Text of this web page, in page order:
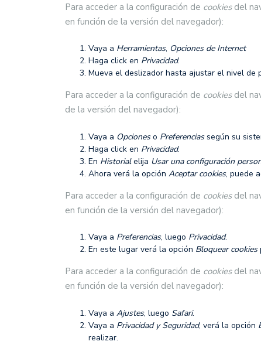
Para acceder a la configuración de cookiesdel
en función de la versión del navegador):
Vaya a Herramientas, Opciones de Internet
Haga click en Privacidad.
Mueva el deslizador hasta ajustar el nivel de
Para acceder a la configuración de cookiesdel
de la versión del navegador):
Vaya a Opcioneso Preferenciassegún su
Haga click en Privacidad.
En Historialelija Usar una configuración
Ahora verá la opciónAceptar cookies, puede
Para acceder a la configuración de cookiesdel
en función de la versión del navegador):
Vaya a Preferencias, luego Privacidad.
En este lugar verá la opción Bloquear cookies
Para acceder a la configuración de cookiesdel
en función de la versión del navegador):
Vaya aAjustes, luego Safari.
Vaya a Privacidad y Seguridad, verá la opción
realizar.